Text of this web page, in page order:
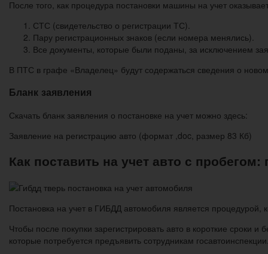
После того, как процедура постановки машины на учет
СТС (свидетельство о регистрации ТС).
Пару регистрационных знаков (если номера менялись).
Все документы, которые были поданы, за исключением
В ПТС в графе «Владелец» будут содержаться сведения о
Бланк заявления
Скачать бланк заявления о постановке на учет можно здесь:
Заявление на регистрацию авто (формат ,doc, размер 83 Кб)
Как поставить на учет авто с
Постановка на учет в ГИБДД автомобиля является
Чтобы после покупки зарегистрировать авто в короткие сроки
которые потребуется предъявить сотрудникам